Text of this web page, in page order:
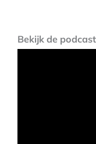
Bekijk de